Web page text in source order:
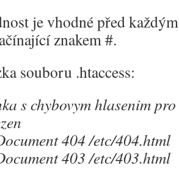
je vhodné před
znakem #.
souboru .htaccess:
s chybovym hlasenim
404 /etc/404.html
403 /etc/403.html